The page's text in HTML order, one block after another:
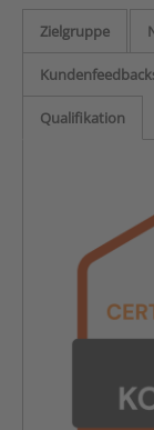
Zielgruppe
Qualifikation